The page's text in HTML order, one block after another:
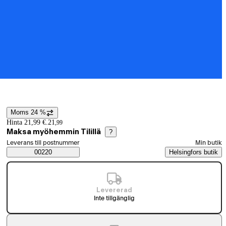
Prisinformation
Moms 24 %
Hinta 21,99 €. 21,99
Maksa myöhemmin Tilillä ?
Saatavuustiedot
Välj beställningssätt
Leverans till postnummer
00220
Min butik
Helsingfors butik
Levererad
Inte tillgänglig